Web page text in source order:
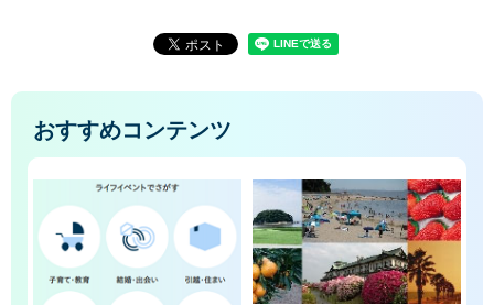
おすすめコンテンツ